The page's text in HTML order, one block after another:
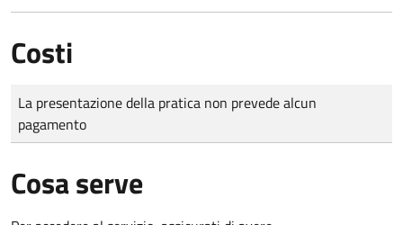
Costi
Tipo di pagamento
Importo
La presentazione della pratica non prevede alcun
pagamento
Cosa serve